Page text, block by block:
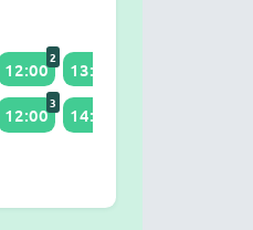
12:00
2
13:00
12:00
3
14:00